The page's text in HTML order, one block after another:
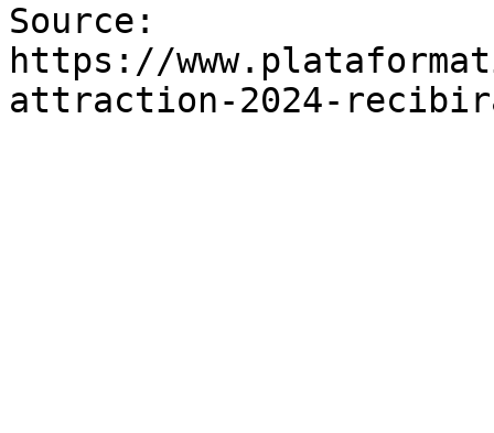
Source:
https://